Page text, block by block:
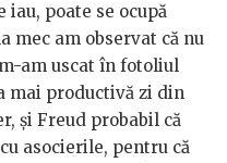
iau, poate se ocupă
mec am observat că nu
am uscat în fotoliul
mai productivă zi din
și Freud probabil că
asocierile, pentru că